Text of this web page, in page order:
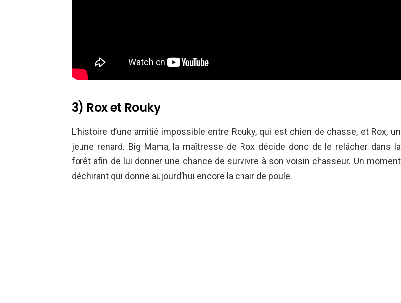
3) Rox et Rouky
L’histoire d’une amitié impossible entre Rouky, qui est chien de chasse, et Rox, un
jeune renard. Big Mama, la maîtresse de Rox décide donc de le relâcher dans la
forêt afin de lui donner une chance de survivre à son voisin chasseur. Un moment
déchirant qui donne aujourd’hui encore la chair de poule.